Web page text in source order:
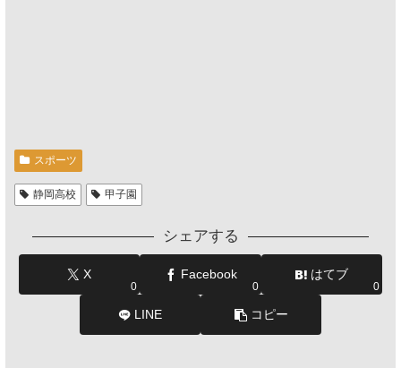
スポーツ
静岡高校 甲子園
シェアする
X
0
Facebook
0
はてブ
0
LINE コピー